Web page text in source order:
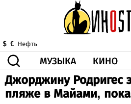
$ € Нефть
МУЗЫКА КИНО
ЗДОРОВЬЕ КОРОНА
Джорджину Родригес
пляже в Майами,